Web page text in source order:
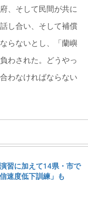
、そして民間が共に
し合い、そして補償
らないとし、「蘭嶼
わされた。どうやっ
わなければならない
習に加えて14県・市で
速度低下訓練」も